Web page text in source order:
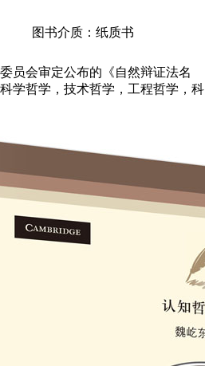
图书介质：纸质书
员会审定公布的《自然辩证法名
学哲学，技术哲学，工程哲学，科